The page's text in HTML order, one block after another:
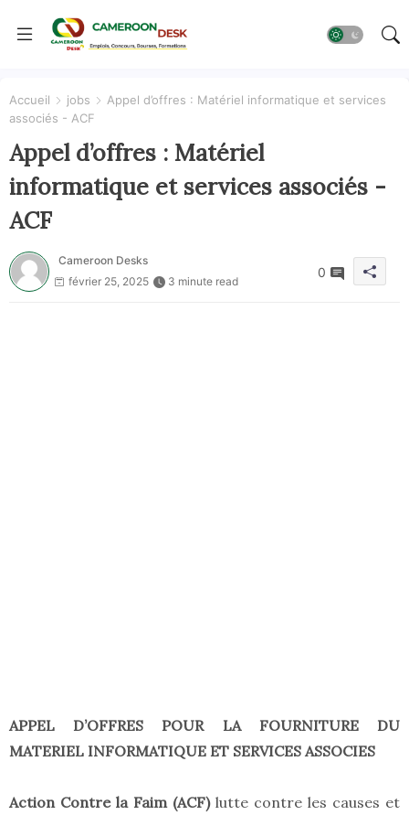
Accueil jobs
Appel d’offres : Matériel informatique et services
associés - ACF
Appel d’offres : Matériel
informatique et services associés -
ACF
Cameroon Desks
février 25, 2025
3 minute read
0
APPEL D’OFFRES POUR LA FOURNITURE DU
MATERIEL INFORMATIQUE ET SERVICES ASSOCIES
Action Contre la Faim (ACF) lutte contre les causes et